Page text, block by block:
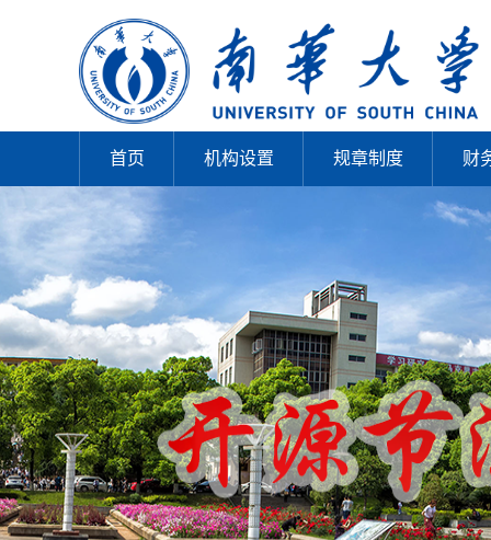
首页 机构设置 规章制度 财